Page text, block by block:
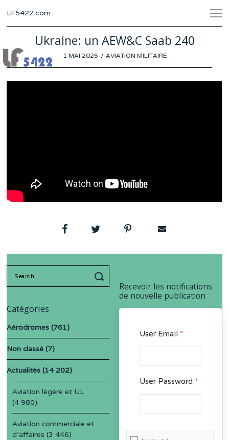
LF5422.com
Ukraine: un AEW&C Saab 240
POSTED
1 MAI 2025 26AVIATION MILITAIRE
Recevoir les notifications
de nouvelle publication
User Email *
User Password *
Catégories
Aérodromes (761)
Non classé (7)
Actualités (14 202)
Aviation légère et UL
(4 980)
Aviation commerciale et
d'affaires (3 446)